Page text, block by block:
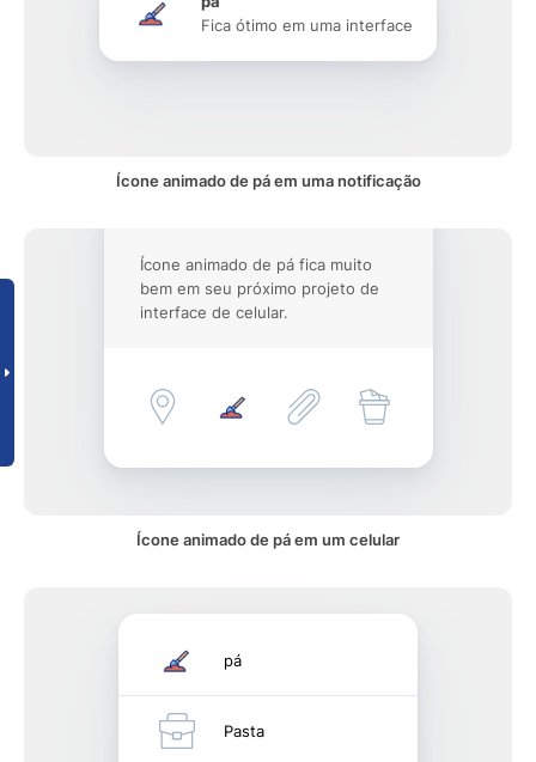
Fica ótimo em uma interface
Ícone animado de pá em uma notificação
Ícone animado de pá fica muito
bem em seu próximo projeto de
interface de celular.
Ícone animado de pá em um celular
pá
Pasta